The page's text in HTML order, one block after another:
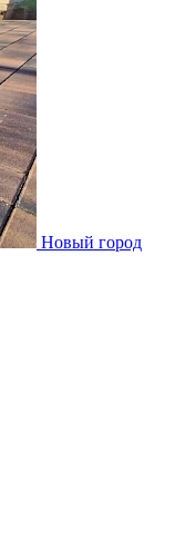
Новый город